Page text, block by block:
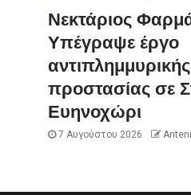
Νεκτάριος
Υπέγραψε έργο
αντιπλημμυρικής
προστασίας σε
Ευηνοχώρι
7 Αυγούστου 2026